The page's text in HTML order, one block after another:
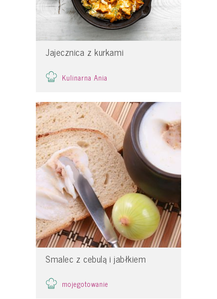
Jajecznica z kurkami
Kulinarna Ania
Smalec z cebulą i jabłkiem
mojegotowanie